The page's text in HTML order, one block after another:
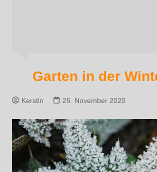
Garten in der
Kerstin 25. November 2020